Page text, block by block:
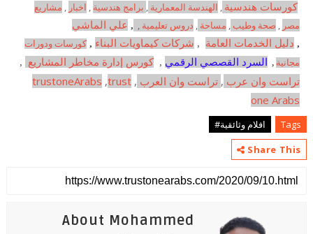
كورسات هندسية , الهندسة المعمارية , برامج هندسية , اخبار , مشاريع
مصر , صحة وطيب , مساحة , دروس تعليمية ,
, علي الماشي
, دليل الخدمات العامة , شركات كيماويات البناء ,كورسات ودورات
مجانية , السرد القصصي الرقمي ,كورس إدارة مخاطر المشاريع ,
تراست وان عرب , تراست وان العرب ,
trustoneArabs ,trust
one Arabs
Tags
افلام وثائقية#
Share This
About Mohammed